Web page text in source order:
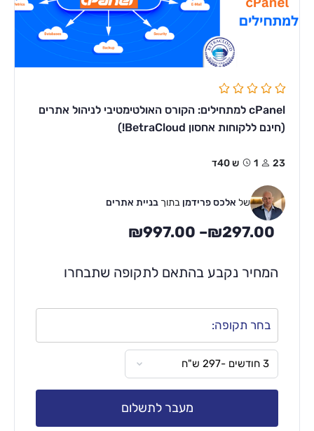
cPanel למתחילים: הקורס האולטימטיבי לניהול אתרים
(חינם ללקוחות אחסון BetraCloud!)
23 1ש 40ד
של אלכס פרידמן בתוך בניית אתרים
₪297.00
–
₪997.00
המחיר נקבע בהתאם לתקופה שתבחרו
בחר תקופה:
מעבר לתשלום